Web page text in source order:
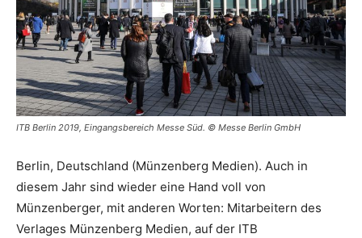
ITB Berlin 2019, Eingangsbereich Messe Süd. © Messe Berlin GmbH
Berlin, Deutschland (Münzenberg Medien). Auch in
diesem Jahr sind wieder eine Hand voll von
Münzenberger, mit anderen Worten: Mitarbeitern des
Verlages Münzenberg Medien, auf der ITB